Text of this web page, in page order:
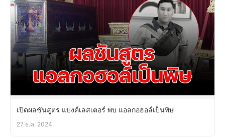
เปิดผลชันสูตร แบงค์เลสเตอร์ พบ แอลกอฮอล์เป็นพิษ
27 ธ.ค. 2024